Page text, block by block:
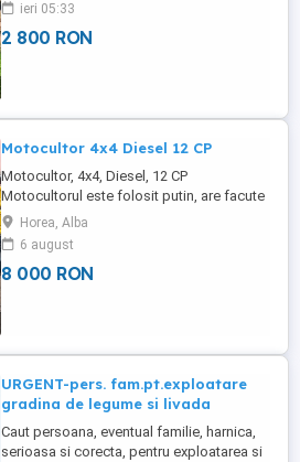
ieri 05:33
2 800 RON
Motocultor 4x4 Diesel 12 CP
Motocultor, 4x4, Diesel, 12 CP
Motocultorul este folosit putin, are facute
toate schimburile, este gata de utilizare.
Este inca in garantie. Este echipat cu plug
reversibil, freze, si remorca cu tractiune.
Horea, Alba
6 august
8 000 RON
URGENT-pers. fam.pt.exploatare
gradina de legume si livada
Caut persoana, eventual familie, harnica,
serioasa si corecta, pentru exploatarea si